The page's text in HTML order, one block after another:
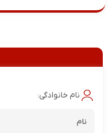
نام خانوادگی: